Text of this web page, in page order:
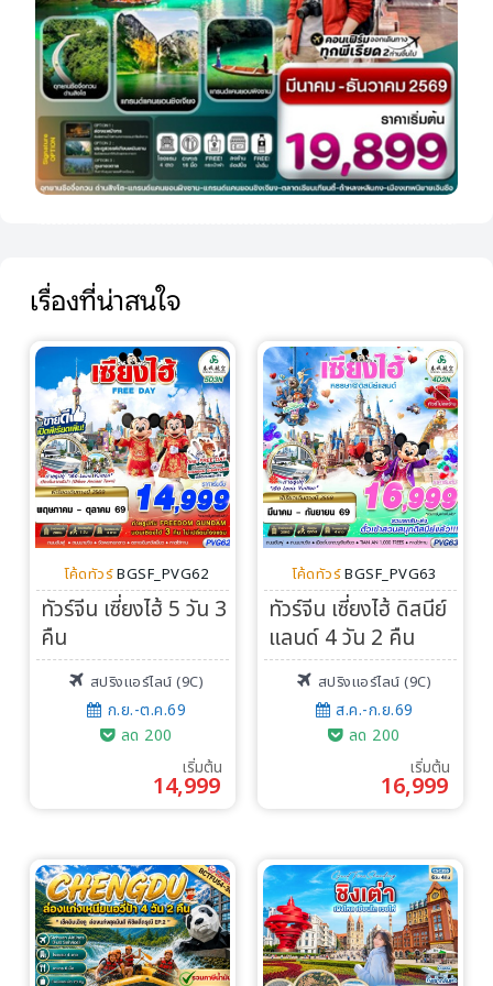
เรื่องที่น่าสนใจ
โค้ดทัวร์ BGSF_PVG62
ทัวร์จีน เซี่ยงไฮ้ 5 วัน 3
คืน
สปริงแอร์ไลน์ (9C)
ก.ย.-ต.ค.69
ลด 200
เริ่มต้น
14,999
โค้ดทัวร์ BGSF_PVG63
ทัวร์จีน เซี่ยงไฮ้ ดิสนีย์
แลนด์ 4 วัน 2 คืน
สปริงแอร์ไลน์ (9C)
ส.ค.-ก.ย.69
ลด 200
เริ่มต้น
16,999